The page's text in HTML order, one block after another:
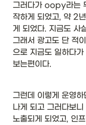
그러다가 oopy라는
작하게 되었고, 약 2
게 되었다. 지금도 사
그래서 광고도 단 적
으로 지금도 일하다
보는편이다.
그런데 이렇게 운영
나게 되고 그러다보
노출되게 되었고, 인